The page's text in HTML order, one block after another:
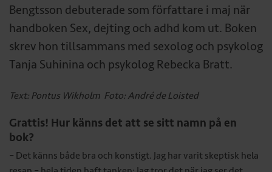
Bengtsson debuterade som författare i maj när
handboken Sex, dejting och adhd kom ut. Boken
skrev hon tillsammans med sexolog och psykolog
Tanja Suhinina och psykolog Rebecka Bratt.
Text: Pontus Wikholm Foto: André de Loisted
Grattis! Hur känns det att se sitt namn på en
bok?
– Det känns både bra och konstigt. Jag har varit skeptisk hela